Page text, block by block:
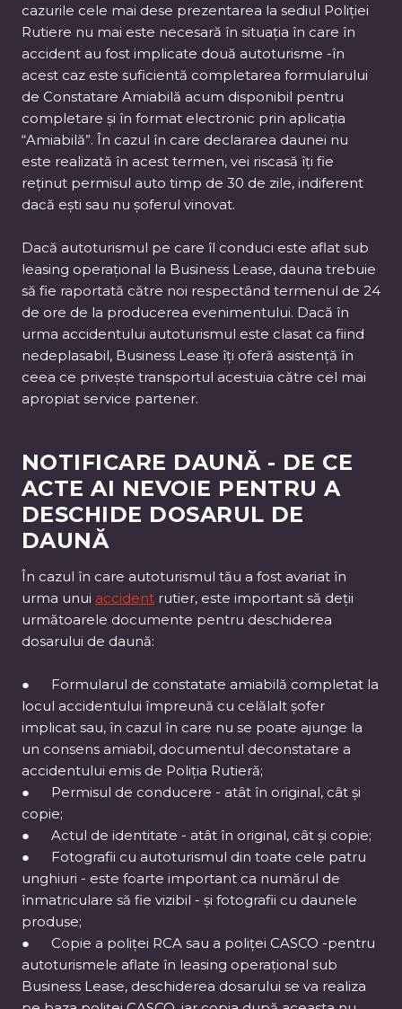
cazurile cele mai dese prezentarea la sediul Poliției
Rutiere nu mai este necesară în situația în care în
accident au fost implicate două autoturisme -în
acest caz este suficientă completarea formularului
de Constatare Amiabilă acum disponibil pentru
completare și în format electronic prin aplicația
“Amiabilă”. În cazul în care declararea daunei nu
este realizată în acest termen, vei riscasă îți fie
reținut permisul auto timp de 30 de zile, indiferent
dacă ești sau nu șoferul vinovat.
Dacă autoturismul pe care îl conduci este aflat sub
leasing operațional la Business Lease, dauna trebuie
să fie raportată către noi respectând termenul de 24
de ore de la producerea evenimentului. Dacă în
urma accidentului autoturismul este clasat ca fiind
nedeplasabil, Business Lease îți oferă asistență în
ceea ce privește transportul acestuia către cel mai
apropiat service partener.
NOTIFICARE DAUNĂ - DE CE
ACTE AI NEVOIE PENTRU A
DESCHIDE DOSARUL DE
DAUNĂ
În cazul în care autoturismul tău a fost avariat în
urma unui accident rutier, este important să deții
următoarele documente pentru deschiderea
dosarului de daună:
● Formularul de constatate amiabilă completat la
locul accidentului împreună cu celălalt șofer
implicat sau, în cazul în care nu se poate ajunge la
un consens amiabil, documentul deconstatare a
accidentului emis de Poliția Rutieră;
● Permisul de conducere - atât în original, cât și
copie;
● Actul de identitate - atât în original, cât și copie;
● Fotografii cu autoturismul din toate cele patru
unghiuri - este foarte important ca numărul de
înmatriculare să fie vizibil - și fotografii cu daunele
produse;
● Copie a poliței RCA sau a poliței CASCO -pentru
autoturismele aflate în leasing operațional sub
Business Lease, deschiderea dosarului se va realiza